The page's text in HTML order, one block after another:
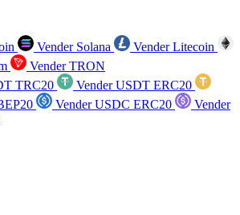
Vender Solana
Vender Litecoin
Vender TRON
TRC20
Vender USDT ERC20
Vender USDC ERC20
Vender